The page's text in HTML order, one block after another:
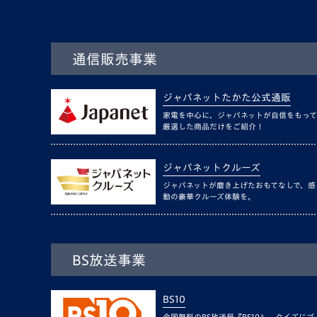
通信販売事業
ジャパネットたかた公式通販
家電を中心に、ジャパネットが自信をもって
厳選した商品だけをご紹介！
ジャパネットクルーズ
ジャパネットが磨き上げたおもてなしで、感
動の豪華クルーズ体験を。
BS放送事業
BS10